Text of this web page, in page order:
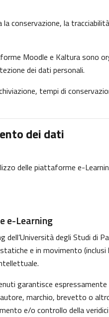
conservazione, la
Moodle e Kaltura sono
dei dati personali.
tempi di
dei dati
delle piattaforme e-
e-Learning
dell’Università degli Studi
e in movimento
garantisce
marchio, brevetto o
e/o controllo della